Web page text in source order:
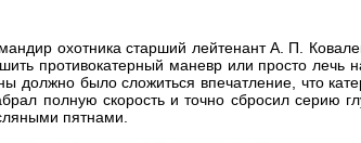
охотника старший лейтенант А. П.
противокатерный маневр или просто лечь
было сложиться впечатление, что
полную скорость и точно сбросил серию
пятнами.